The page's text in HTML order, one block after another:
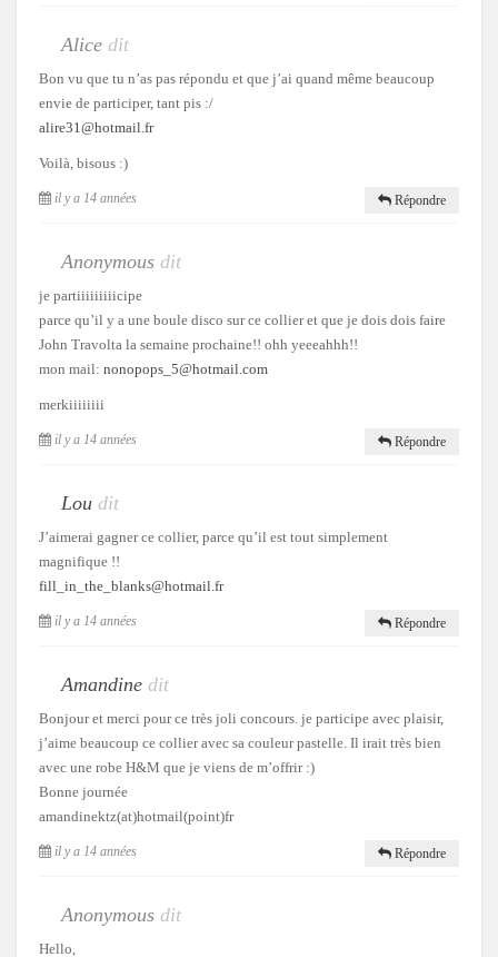
Alice dit
Bon vu que tu n’as pas répondu et que j’ai quand même beaucoup
envie de participer, tant pis :/
alire31@hotmail.fr
Voilà, bisous :)
il y a 14 années Répondre
Anonymous dit
je partiiiiiiiiicipe
parce qu’il y a une boule disco sur ce collier et que je dois dois faire
John Travolta la semaine prochaine!! ohh yeeeahhh!!
mon mail: nonopops_5@hotmail.com
merkiiiiiiii
il y a 14 années Répondre
Lou dit
J’aimerai gagner ce collier, parce qu’il est tout simplement
magnifique !!
fill_in_the_blanks@hotmail.fr
il y a 14 années Répondre
Amandine dit
Bonjour et merci pour ce très joli concours. je participe avec plaisir,
j’aime beaucoup ce collier avec sa couleur pastelle. Il irait très bien
avec une robe H&M que je viens de m’offrir :)
Bonne journée
amandinektz(at)hotmail(point)fr
il y a 14 années Répondre
Anonymous dit
Hello,